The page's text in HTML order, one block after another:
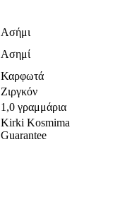
Ασήμι
Ασημί
Καρφωτά
Ζιργκόν
1,0 γραμμάρια
Kirki Kosmima
Guarantee